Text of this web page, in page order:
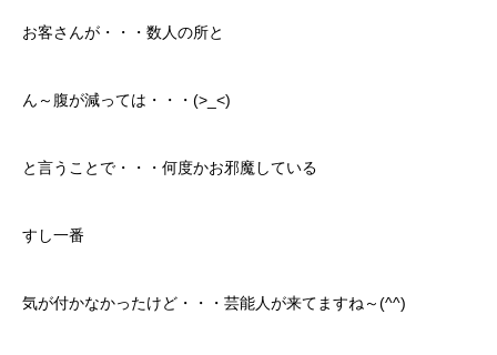
お客さんが・・・数人の所と
ん～腹が減っては・・・(>_<)
と言うことで・・・何度かお邪魔している
すし一番
気が付かなかったけど・・・芸能人が来てますね～(^^)